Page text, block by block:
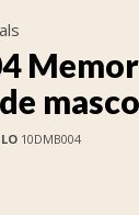
10DMB004